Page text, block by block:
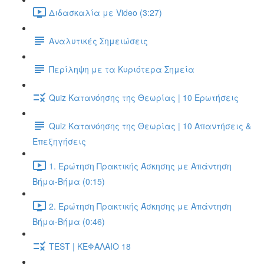
Διδασκαλία με Video (3:27)
Αναλυτικές Σημειώσεις
Περίληψη με τα Κυριότερα Σημεία
Quiz Κατανόησης της Θεωρίας | 10 Ερωτήσεις
Quiz Κατανόησης της Θεωρίας | 10 Απαντήσεις &
Επεξηγήσεις
1. Ερώτηση Πρακτικής Άσκησης με Απάντηση
Βήμα-Βήμα (0:15)
2. Ερώτηση Πρακτικής Άσκησης με Απάντηση
Βήμα-Βήμα (0:46)
TEST | ΚΕΦΑΛΑΙΟ 18